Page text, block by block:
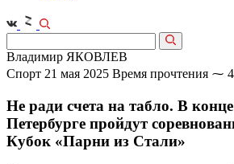
Владимир ЯКОВЛЕВ
Спорт 21 мая 2025 Время прочтения ⁓
Не ради счета на табло. В
Петербурге пройдут
Кубок «Парни из Стали»